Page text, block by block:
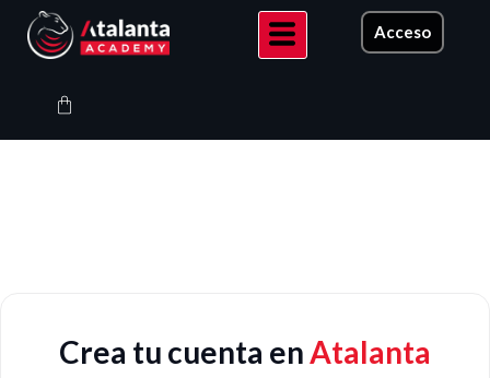
contenido
Acceso
Carrito
Crea tu cuenta enAtalanta